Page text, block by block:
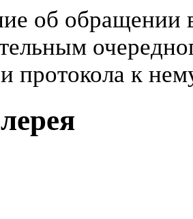
об обращении
протокола к